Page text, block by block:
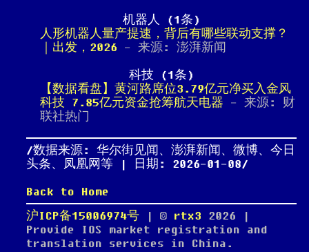
机器人 (1条)
人形机器人量产提速，背后有哪些联动支撑？
｜出发，2026 - 来源: 澎湃新闻
科技 (1条)
【数据看盘】黄河路席位3.79亿元净买入金风
科技 7.85亿元资金抢筹航天电器 - 来源: 财
联社热门
数据来源: 华尔街见闻、澎湃新闻、微博、今日
头条、凤凰网等 | 日期: 2026-01-08
Back to Home
沪ICP备15006974号 | © rtx3 2026 |
Provide IOS market registration and
translation services in China.